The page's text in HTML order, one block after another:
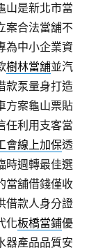
山是新北市當
案合法當舖不
為中小企業資
樹林當舖並汽
款泵量身打造
方案龜山票貼
任利用支客當
會線上加保透
時週轉最佳選
當舖借錢僅收
借款人身分證
化板橋當鋪優
器產品品質安